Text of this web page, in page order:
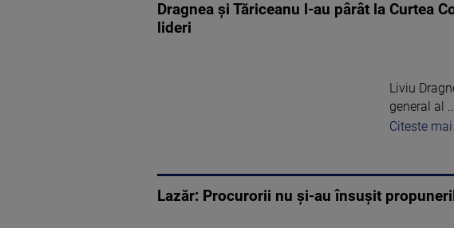
Dragnea şi Tăriceanu l-au pârât la Curtea
lideri
Liviu
general al
Citeste
Lazăr: Procurorii nu şi-au însuşit